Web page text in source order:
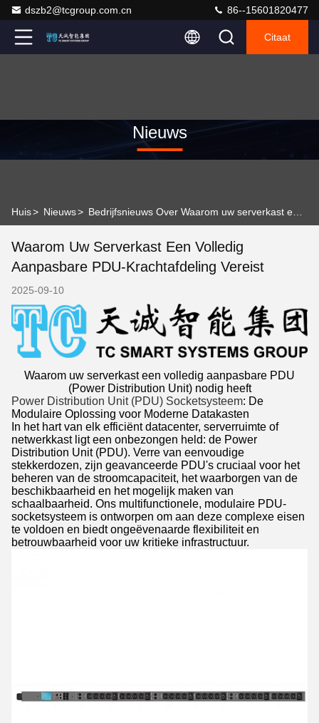
dszb2@tcgroup.com.cn 86--15601820477
Citaat
Nieuws
Huis> Nieuws>
Waarom Uw Serverkast Een Volledig
Aanpasbare PDU-Krachtafdeling Vereist
2025-09-10
Waarom uw serverkast een volledig aanpasbare PDU
(Power Distribution Unit) nodig heeft
Power Distribution Unit (PDU) Socketsysteem: De
Modulaire Oplossing voor Moderne Datakasten
In het hart van elk efficiënt datacenter, serverruimte of
netwerkkast ligt een onbezongen held: de Power
Distribution Unit (PDU). Verre van eenvoudige
stekkerdozen, zijn geavanceerde PDU's cruciaal voor het
beheren van de stroomcapaciteit, het waarborgen van de
beschikbaarheid en het mogelijk maken van
schaalbaarheid. Ons multifunctionele, modulaire PDU-
socketsysteem is ontworpen om aan deze complexe eisen
te voldoen en biedt ongeëvenaarde flexibiliteit en
betrouwbaarheid voor uw kritieke infrastructuur.